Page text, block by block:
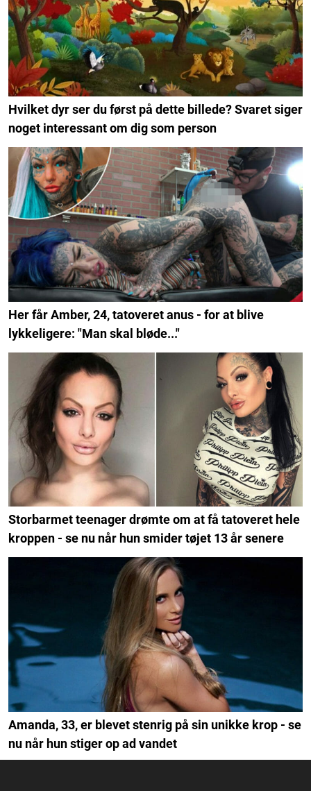
Hvilket dyr ser du først på dette billede? Svaret siger
noget interessant om dig som person
Her får Amber, 24, tatoveret anus - for at blive
lykkeligere: "Man skal bløde..."
Storbarmet teenager drømte om at få tatoveret hele
kroppen - se nu når hun smider tøjet 13 år senere
Amanda, 33, er blevet stenrig på sin unikke krop - se
nu når hun stiger op ad vandet